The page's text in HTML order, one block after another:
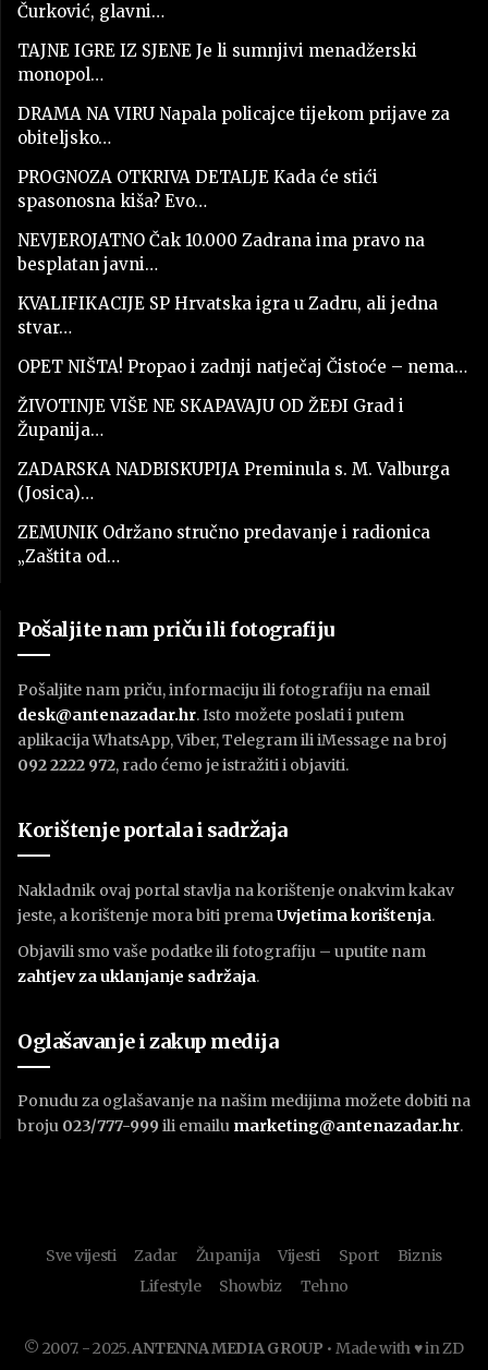
Čurković, glavni…
TAJNE IGRE IZ SJENE Je li sumnjivi menadžerski
monopol…
DRAMA NA VIRU Napala policajce tijekom prijave za
obiteljsko…
PROGNOZA OTKRIVA DETALJE Kada će stići
spasonosna kiša? Evo…
NEVJEROJATNO Čak 10.000 Zadrana ima pravo na
besplatan javni…
KVALIFIKACIJE SP Hrvatska igra u Zadru, ali jedna
stvar…
OPET NIŠTA! Propao i zadnji natječaj Čistoće – nema…
ŽIVOTINJE VIŠE NE SKAPAVAJU OD ŽEĐI Grad i
Županija…
ZADARSKA NADBISKUPIJA Preminula s. M. Valburga
(Josica)…
ZEMUNIK Održano stručno predavanje i radionica
„Zaštita od…
Pošaljite nam priču ili fotografiju
Pošaljite nam priču, informaciju ili fotografiju na email
desk@antenazadar.hr. Isto možete poslati i putem
aplikacija WhatsApp, Viber, Telegram ili iMessage na broj
092 2222 972, rado ćemo je istražiti i objaviti.
Korištenje portala i sadržaja
Nakladnik ovaj portal stavlja na korištenje onakvim kakav
jeste, a korištenje mora biti premaUvjetima korištenja.
Objavili smo vaše podatke ili fotografiju – uputite nam
zahtjev za uklanjanje sadržaja.
Oglašavanje i zakup medija
Ponudu za oglašavanje na našim medijima možete dobiti na
broju 023/777-999 ili emailu marketing@antenazadar.hr.
Sve vijesti Zadar Županija Vijesti Sport
Biznis
Lifestyle
Showbiz Tehno
© 2007. - 2025.ANTENNA MEDIA GROUP • Made with ♥ in ZD